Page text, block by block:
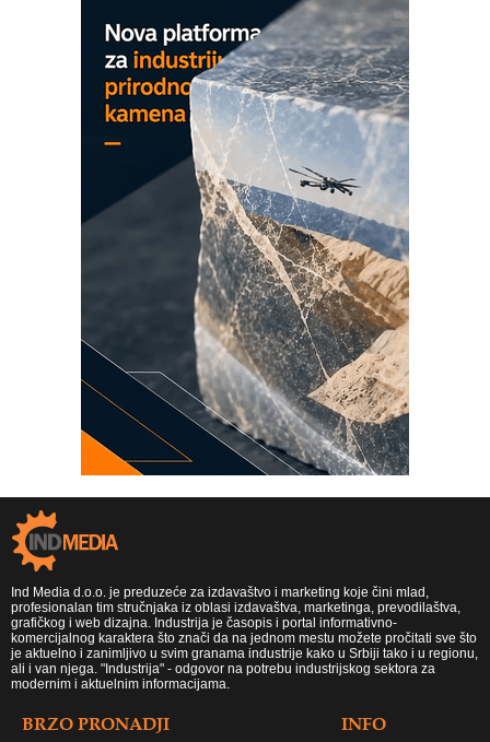
Ind Media d.o.o. je preduzeće za izdavaštvo i marketing koje čini mlad,
profesionalan tim stručnjaka iz oblasi izdavaštva, marketinga, prevodilaštva,
grafičkog i web dizajna. Industrija je časopis i portal informativno-
komercijalnog karaktera što znači da na jednom mestu možete pročitati sve što
je aktuelno i zanimljivo u svim granama industrije kako u Srbiji tako i u regionu,
ali i van njega. "Industrija" - odgovor na potrebu industrijskog sektora za
modernim i aktuelnim informacijama.
BRZO PRONADJI INFO